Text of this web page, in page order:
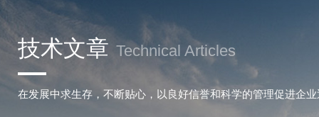
技术文章 Technical Articles
在发展中求生存，不断贴心，以良好信誉和科学的管理促进企